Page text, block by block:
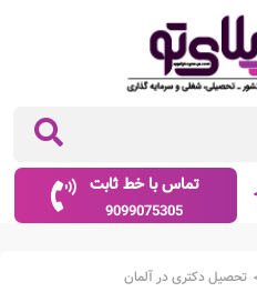
تماس با خط ثابت
9099075305
تحصیل دکتری در آلمان